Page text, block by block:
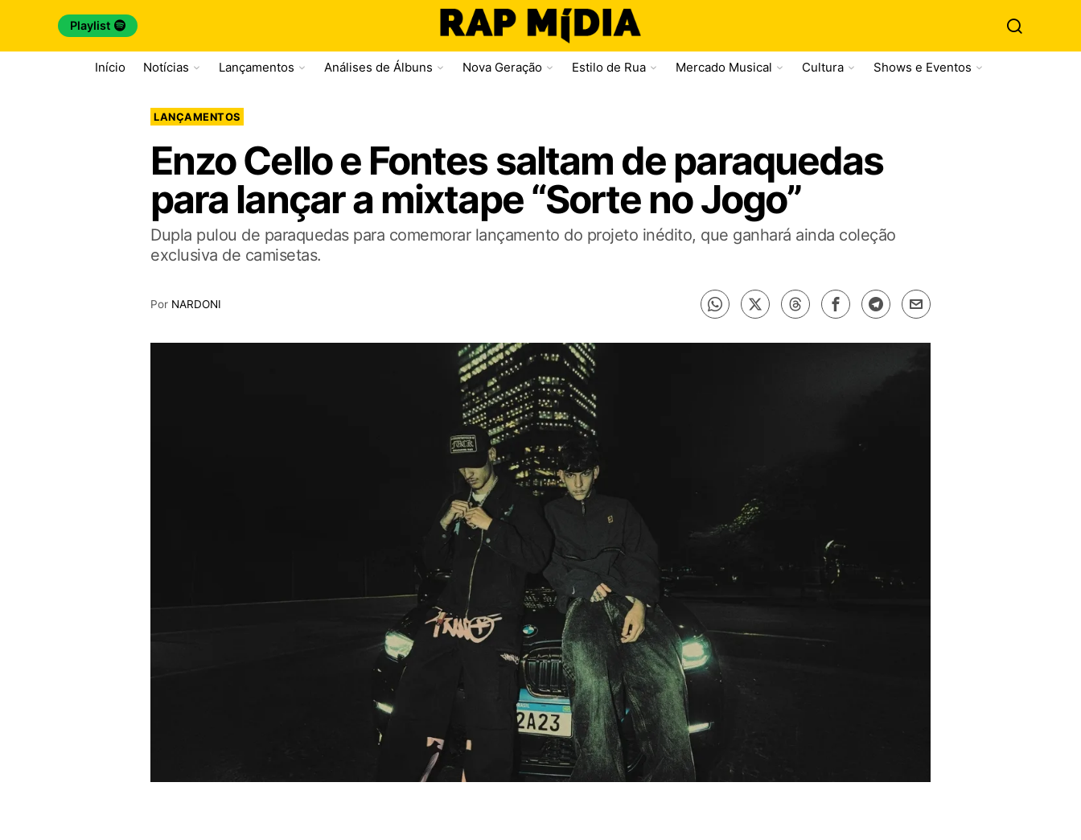
Playlist
Início Notícias Lançamentos Análises de Álbuns Nova Geração Estilo de Rua Mercado Musical Cultura Shows e Eventos
LANÇAMENTOS
Enzo Cello e Fontes saltam de paraquedas
para lançar a mixtape “Sorte no Jogo”
Dupla pulou de paraquedas para comemorar lançamento do projeto inédito, que ganhará ainda coleção
exclusiva de camisetas.
Por NARDONI